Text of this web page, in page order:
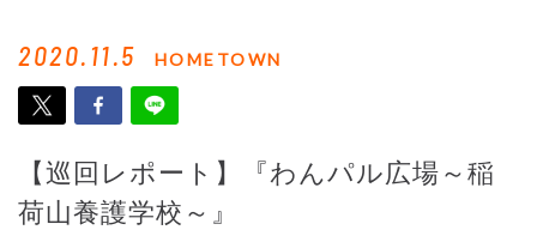
2020.11.5 HOMETOWN
【巡回レポート】『わんパル広場～稲
荷山養護学校～』